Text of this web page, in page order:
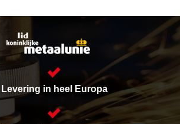
Levering in heel Europa